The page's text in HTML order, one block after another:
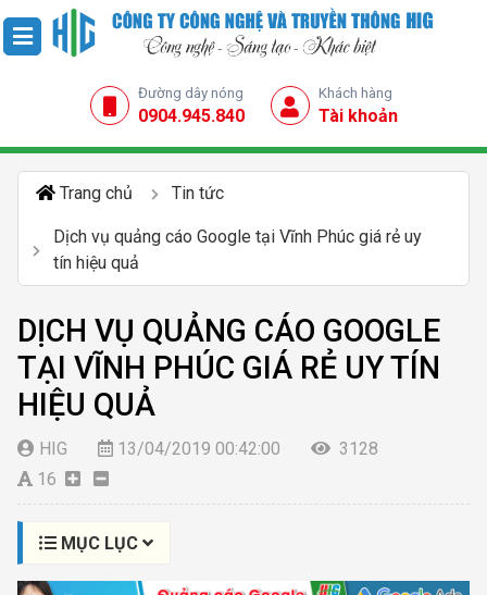
Đường dây nóng
0904.945.840
Khách hàng
Tài khoản
Trang chủ Tin tức
Dịch vụ quảng cáo Google tại Vĩnh Phúc giá rẻ uy
tín hiệu quả
DỊCH VỤ QUẢNG CÁO GOOGLE
TẠI VĨNH PHÚC GIÁ RẺ UY TÍN
HIỆU QUẢ
HIG 13/04/2019 00:42:00
3128
16
MỤC LỤC